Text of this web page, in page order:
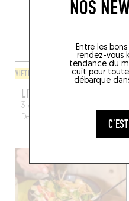
NOS
Entre les
rendez-vous
tendance du
cuit pour
débarque
VIETNAMIEN
LITTLE APO
3 Avenue Adolphe
Demeur